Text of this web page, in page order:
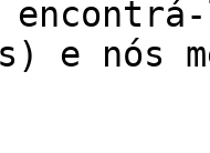
e nós